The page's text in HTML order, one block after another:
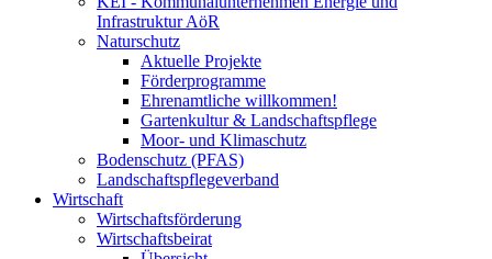
Infrastruktur AöR
Naturschutz
Aktuelle Projekte
Förderprogramme
Ehrenamtliche willkommen!
Gartenkultur & Landschaftspflege
Moor- und Klimaschutz
Bodenschutz (PFAS)
Landschaftspflegeverband
Wirtschaft
Wirtschaftsförderung
Wirtschaftsbeirat